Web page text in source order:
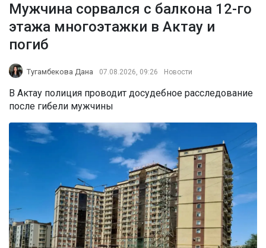
Мужчина сорвался с балкона 12-го
этажа многоэтажки в Актау и
погиб
Тугамбекова Дана 07.08.2026, 09:26 Новости
В Актау полиция проводит досудебное расследование
после гибели мужчины